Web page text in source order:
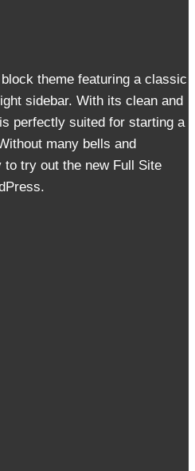
theme featuring a classic
sidebar. With its clean and
perfectly suited for starting a
many bells and
try out the new Full Site